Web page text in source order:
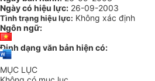
Ngày có hiệu lực: 26-09-2003
Tình trạng hiệu lực: Không xác định
Ngôn ngữ:
Định dạng văn bản hiện có:
MỤC LỤC